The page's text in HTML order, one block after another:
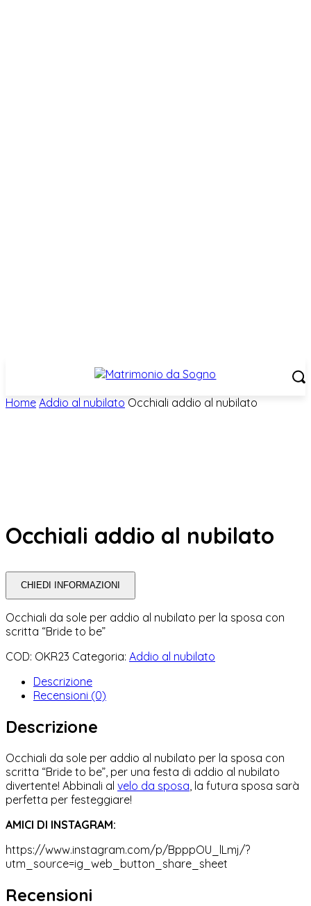
Home Addio al nubilato Occhiali addio al nubilato
Occhiali addio al nubilato
CHIEDI INFORMAZIONI
Occhiali da sole per addio al nubilato per la sposa con
scritta “Bride to be”
COD: OKR23 Categoria: Addio al nubilato
Descrizione
Recensioni (0)
Descrizione
Occhiali da sole per addio al nubilato per la sposa con
scritta “Bride to be”, per una festa di addio al nubilato
divertente! Abbinali al velo da sposa , la futura sposa sarà
perfetta per festeggiare!
AMICI DI INSTAGRAM:
https://www.instagram.com/p/BpppOU_lLmj/?
utm_source=ig_web_button_share_sheet
Recensioni